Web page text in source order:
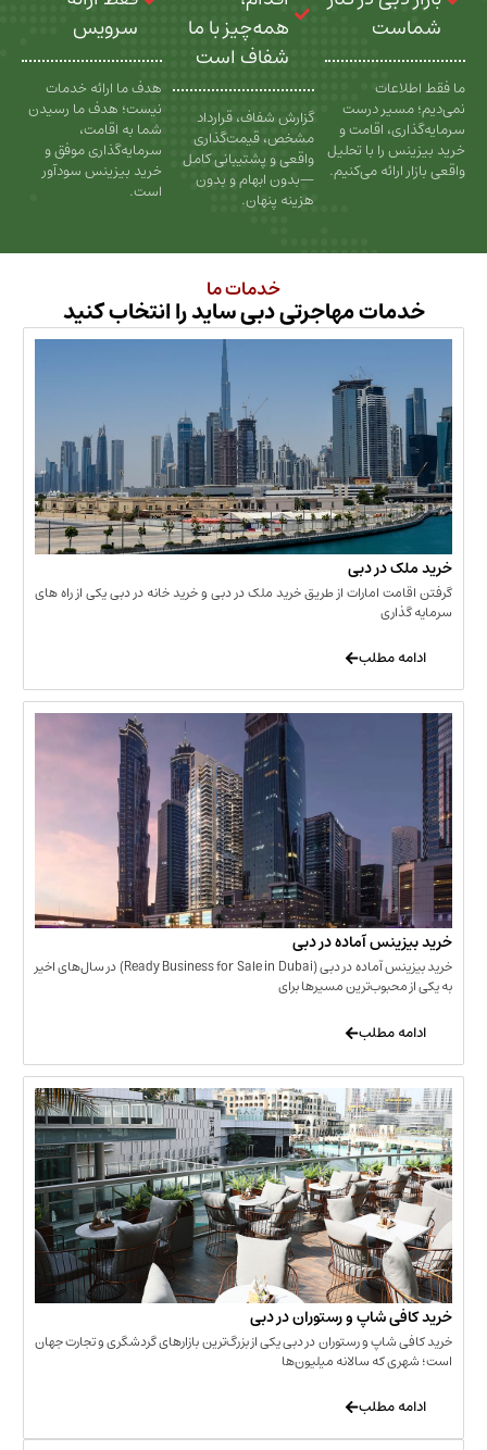
درست
اقامت و
با تحلیل
می‌کنیم.
همه‌چیز با ما
شفاف است
گزارش شفاف، قرارداد
مشخص، قیمت‌گذاری
واقعی و پشتیبانی کامل
—بدون ابهام و بدون
سرویس
هدف ما ارائه خدمات
نیست؛ هدف ما رسیدن
شما به اقامت،
سرمایه‌گذاری موفق و
خرید بیزینس سودآور
است.
مهاجرتی دبی ساید را انتخاب کنید
در دبی
امارات از طریق خرید ملک در دبی و خرید خانه در دبی یکی از راه های
آماده در دبی
خرید بیزینس آماده در دبی (Ready Business for Sale in Dubai) در سال‌های اخیر
مسیرها برای
شاپ و رستوران در دبی
و رستوران در دبی یکی از بزرگ‌ترین بازارهای گردشگری و تجارت جهان
سالانه میلیون‌ها